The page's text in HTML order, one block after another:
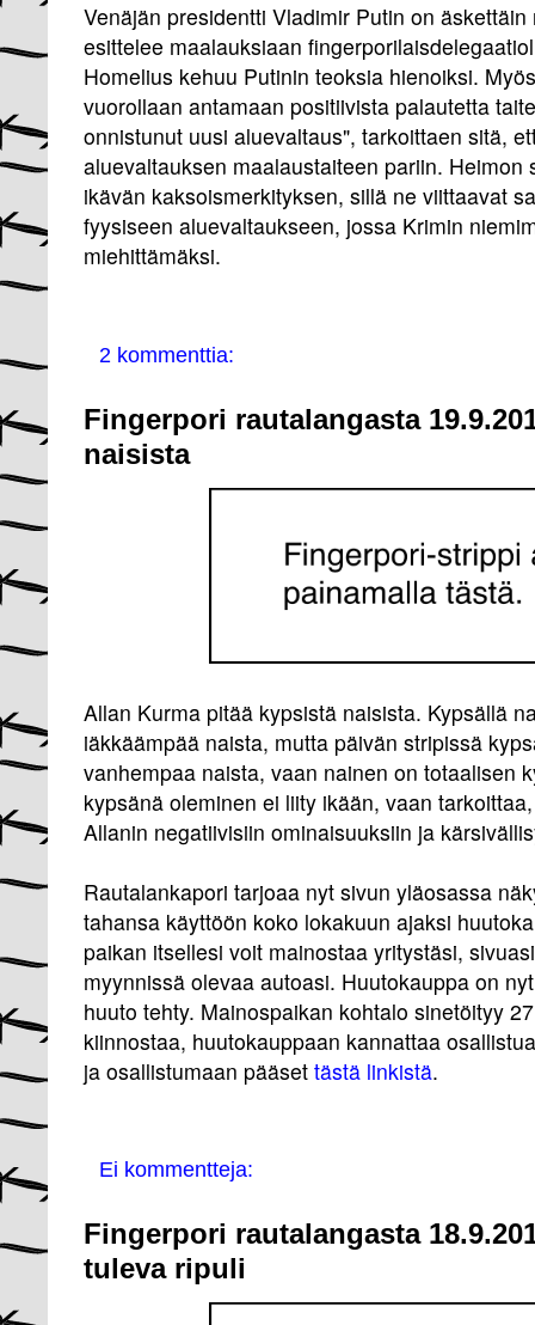
Venäjän presidentti Vladimir Putin on
esittelee maalauksiaan
Homelius kehuu Putinin teoksia hienoiksi.
vuorollaan antamaan positiivista palautetta
onnistunut uusi aluevaltaus", tarkoittaen sitä,
aluevaltauksen maalaustaiteen pariin. Heimon
ikävän kaksoismerkityksen, sillä ne viittaavat
fyysiseen aluevaltaukseen, jossa Krimin
miehittämäksi.
2 kommenttia:
Fingerpori rautalangasta
naisista
Allan Kurma pitää kypsistä naisista. Kypsällä
iäkkäämpää naista, mutta päivän stripissä
vanhempaa naista, vaan nainen on totaalisen
kypsänä oleminen ei liity ikään, vaan
Allanin negatiivisiin ominaisuuksiin ja
Rautalankapori tarjoaa nyt sivun yläosassa
tahansa käyttöön koko lokakuun ajaksi
paikan itsellesi voit mainostaa yritystäsi,
myynnissä olevaa autoasi. Huutokauppa on
huuto tehty. Mainospaikan kohtalo sinetöityy
kiinnostaa, huutokauppaan kannattaa
ja osallistumaan pääset tästä linkistä.
Ei kommentteja:
Fingerpori rautalangasta
tuleva ripuli